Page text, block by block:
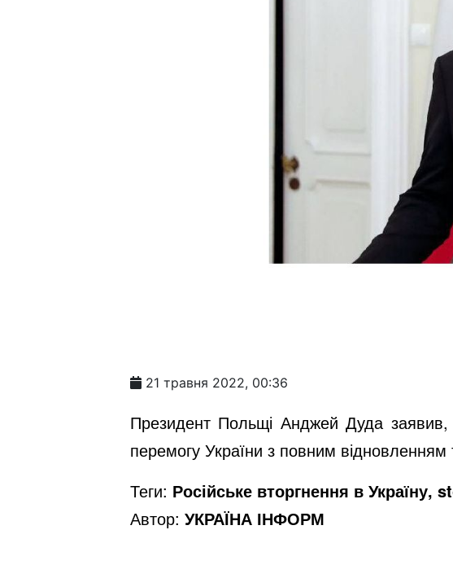
21 травня 2022, 00:36
Президент Польщі Анджей Дуда
перемогу України з повним відновленням
Теги: Російське вторгнення в Україну,
Автор: УКРАЇНА ІНФОРМ